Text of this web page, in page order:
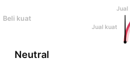
Beli kuat
Neutral
Jual
Jual kuat